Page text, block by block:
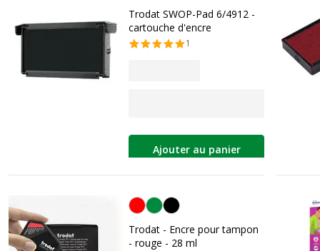
Trodat SWOP-Pad 6/4912 -
cartouche d'encre
1
Ajouter au panier
Rouge
Trodat - Encre pour tampon
- rouge - 28 ml